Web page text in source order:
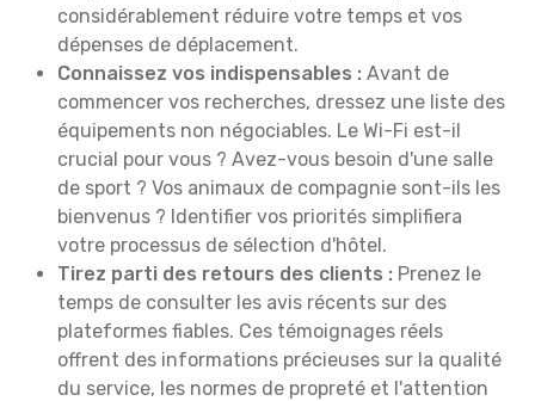
considérablement réduire votre temps et vos
dépenses de déplacement.
Connaissez vos indispensables : Avant de
commencer vos recherches, dressez une liste des
équipements non négociables. Le Wi-Fi est-il
crucial pour vous ? Avez-vous besoin d'une salle
de sport ? Vos animaux de compagnie sont-ils les
bienvenus ? Identifier vos priorités simplifiera
votre processus de sélection d'hôtel.
Tirez parti des retours des clients : Prenez le
temps de consulter les avis récents sur des
plateformes fiables. Ces témoignages réels
offrent des informations précieuses sur la qualité
du service, les normes de propreté et l'attention